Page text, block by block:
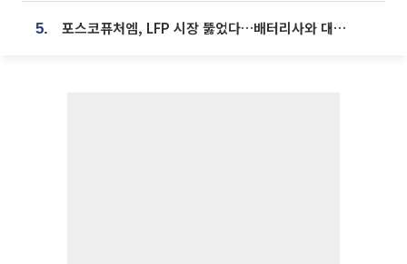
5. 포스코퓨처엠, LFP 시장 뚫었다…배터리사와 대규모 장기 공급 합의